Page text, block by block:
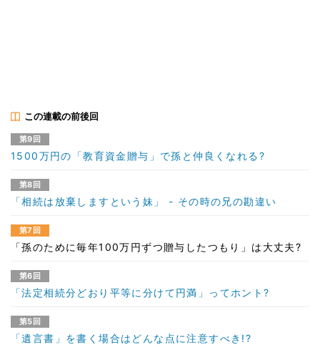
この連載の前後回
第9回
1500万円の「教育資金贈与」で孫と仲良くなれる?
第8回
「相続は放棄しますという妹」 - その時の兄の勘違い
第7回
「孫のために毎年100万円ずつ贈与したつもり」は大丈夫?
第6回
「法定相続分どおり平等に分けて円満」ってホント?
第5回
「遺言書」を書く場合はどんな点に注意すべき!?